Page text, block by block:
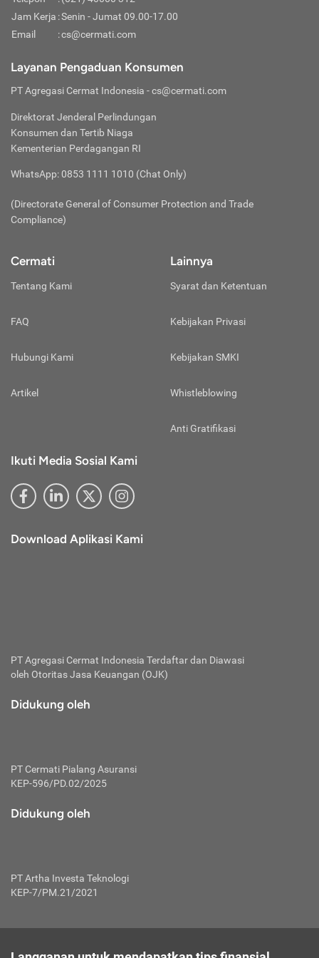
tidak diperuntukkan untuk kendaraan bermotor atau
melanggar rambu-rambu lalu-lintas.
Jam Kerja :Senin - Jumat 09.00-17.00
Email
:cs@cermati.com
Layanan Pengaduan Konsumen
PT Agregasi Cermat Indonesia - cs@cermati.com
Direktorat Jenderal Perlindungan
Konsumen dan Tertib Niaga
Kementerian Perdagangan RI
WhatsApp: 0853 1111 1010 (Chat Only)
(Directorate General of Consumer Protection and Trade
Compliance)
Cermati
Tentang Kami
FAQ
Hubungi Kami
Artikel
Lainnya
Syarat dan Ketentuan
Kebijakan Privasi
Kebijakan SMKI
Whistleblowing
Anti Gratifikasi
Ikuti Media Sosial Kami
Download Aplikasi Kami
PT Agregasi Cermat Indonesia Terdaftar dan Diawasi
oleh Otoritas Jasa Keuangan (OJK)
Didukung oleh
PT Cermati Pialang Asuransi
KEP-596/PD.02/2025
Didukung oleh
PT Artha Investa Teknologi
KEP-7/PM.21/2021